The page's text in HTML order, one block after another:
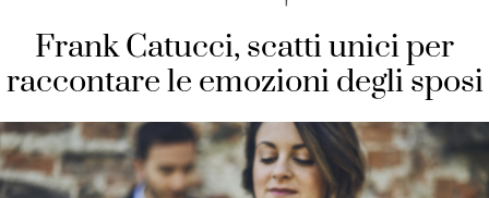
Frank Catucci, scatti unici per
raccontare le emozioni degli sposi